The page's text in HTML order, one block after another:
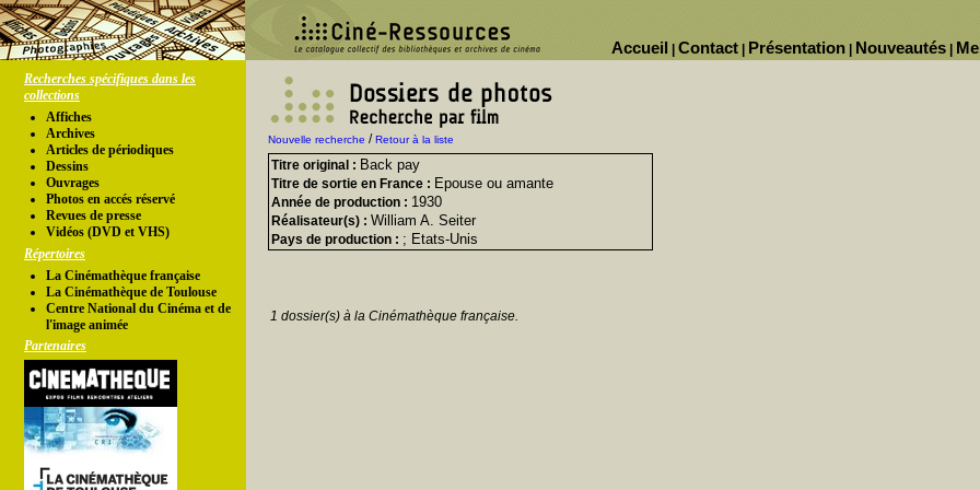
Nouveautés
Présentation
Contact
Accueil
Recherches spécifiques dans les
collections
Affiches
Archives
Articles de périodiques
Dessins
Ouvrages
Photos en accés réservé
Revues de presse
Vidéos (DVD et VHS)
Répertoires
La Cinémathèque française
La Cinémathèque de Toulouse
Centre National du Cinéma et de
l'image animée
Partenaires
Nouvelle recherche /Retour à la liste
Titre original : Back pay
Titre de sortie en France : Epouse ou amante
Année de production : 1930
Réalisateur(s) : William A. Seiter
Pays de production : ; Etats-Unis
1 dossier(s) à la Cinémathèque française.